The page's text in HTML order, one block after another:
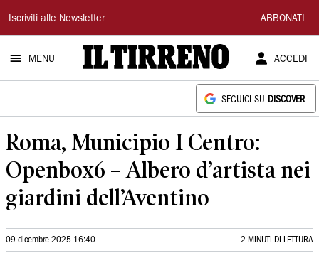
Il
Tirreno
Iscriviti alle Newsletter ABBONATI
MENU ACCEDI
SEGUICI SU DISCOVER
Roma, Municipio I Centro:
Openbox6 – Albero d’artista nei
giardini dell’Aventino
09 dicembre 2025 16:40 2 MINUTI DI LETTURA